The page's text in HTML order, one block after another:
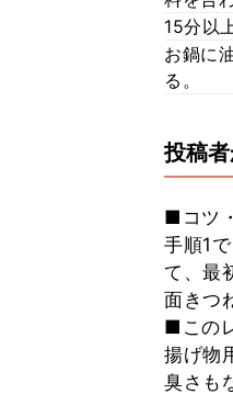
15分以
お鍋に
る。
投稿
■コツ
手順1
て、最
面きつ
■この
揚げ物
臭さも